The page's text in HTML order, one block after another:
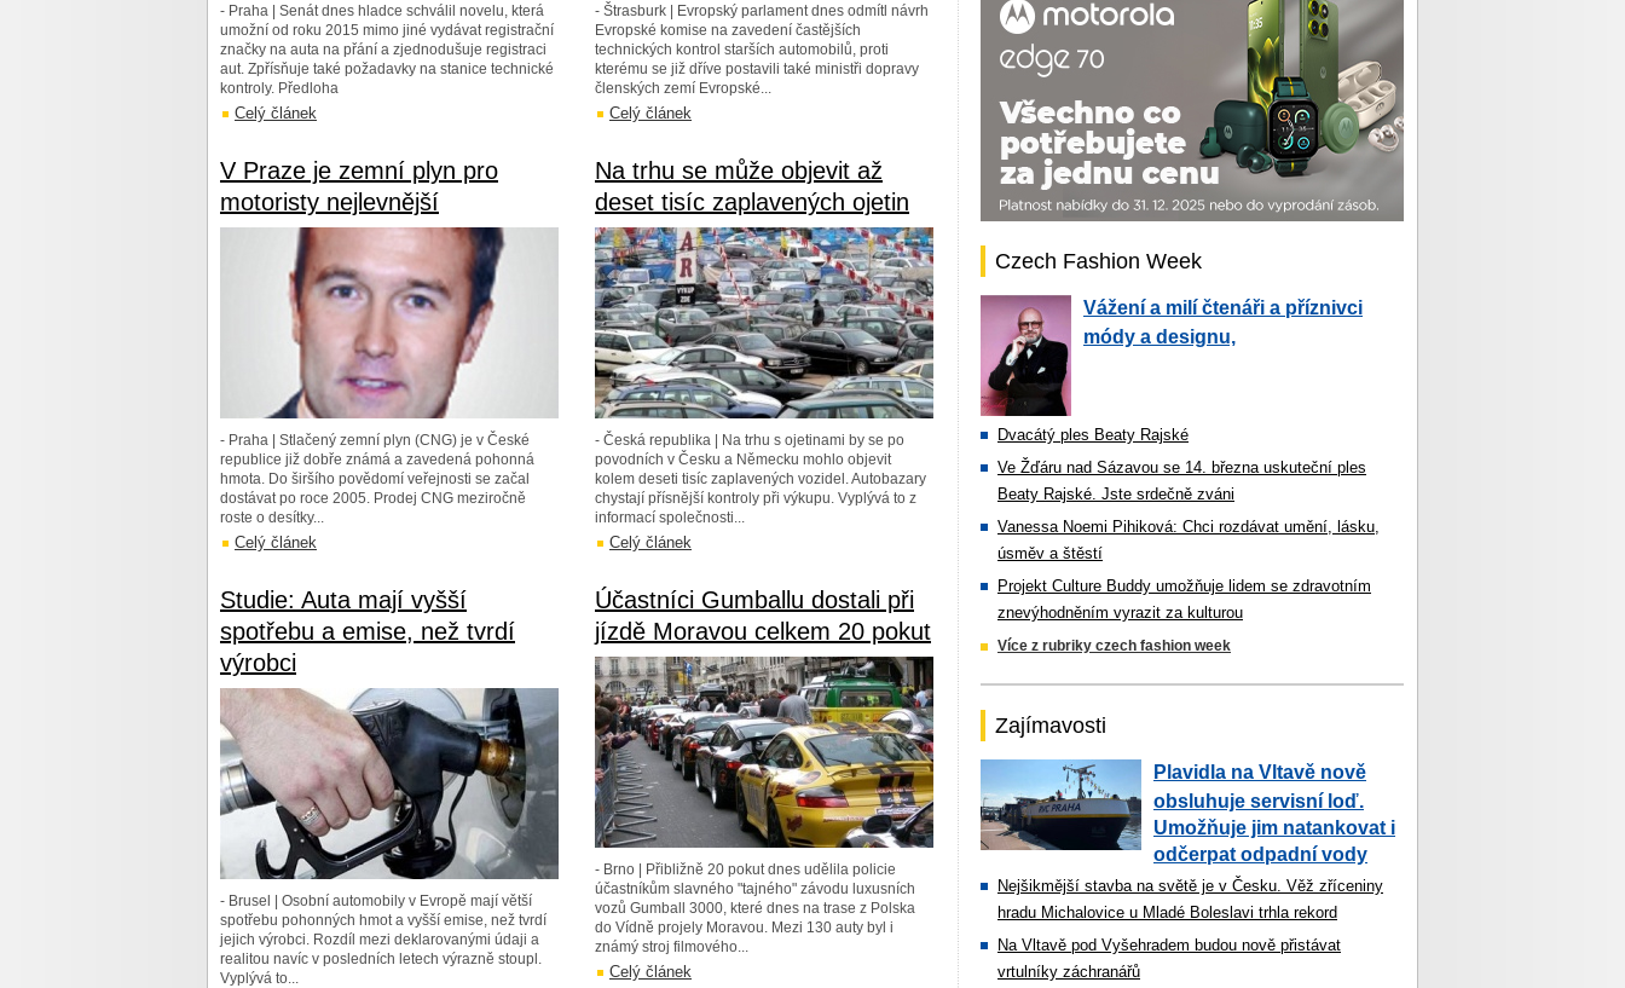
- Praha | Senát dnes hladce schválil novelu, která
umožní od roku 2015 mimo jiné vydávat registrační
značky na auta na přání a zjednodušuje registraci
aut. Zpřísňuje také požadavky na stanice technické
kontroly. Předloha
Celý článek
- Štrasburk | Evropský parlament dnes odmítl návrh
Evropské komise na zavedení častějších
technických kontrol starších automobilů, proti
kterému se již dříve postavili také ministři dopravy
členských zemí Evropské...
Celý článek
V Praze je zemní plyn pro
motoristy nejlevnější
- Praha | Stlačený zemní plyn (CNG) je v České
republice již dobře známá a zavedená pohonná
hmota. Do širšího povědomí veřejnosti se začal
dostávat po roce 2005. Prodej CNG meziročně
roste o desítky...
Celý článek
Na trhu se může objevit až
deset tisíc zaplavených ojetin
- Česká republika | Na trhu s ojetinami by se po
povodních v Česku a Německu mohlo objevit
kolem deseti tisíc zaplavených vozidel. Autobazary
chystají přísnější kontroly při výkupu. Vyplývá to z
informací společnosti...
Celý článek
Studie: Auta mají vyšší
spotřebu a emise, než tvrdí
výrobci
- Brusel | Osobní automobily v Evropě mají větší
spotřebu pohonných hmot a vyšší emise, než tvrdí
jejich výrobci. Rozdíl mezi deklarovanými údaji a
realitou navíc v posledních letech výrazně stoupl.
Vyplývá to...
Účastníci Gumballu dostali při
jízdě Moravou celkem 20 pokut
- Brno | Přibližně 20 pokut dnes udělila policie
účastníkům slavného "tajného" závodu luxusních
vozů Gumball 3000, které dnes na trase z Polska
do Vídně projely Moravou. Mezi 130 auty byl i
známý stroj filmového...
Celý článek
Czech Fashion Week
Vážení a milí čtenáři a příznivci
módy a designu,
Dvacátý ples Beaty Rajské
Ve Žďáru nad Sázavou se 14. března uskuteční ples
Beaty Rajské. Jste srdečně zváni
Vanessa Noemi Pihiková: Chci rozdávat umění, lásku,
úsměv a štěstí
Projekt Culture Buddy umožňuje lidem se zdravotním
znevýhodněním vyrazit za kulturou
Více z rubriky czech fashion week
Zajímavosti
Plavidla na Vltavě nově
obsluhuje servisní loď.
Umožňuje jim natankovat i
odčerpat odpadní vody
Nejšikmější stavba na světě je v Česku. Věž zříceniny
hradu Michalovice u Mladé Boleslavi trhla rekord
Na Vltavě pod Vyšehradem budou nově přistávat
vrtulníky záchranářů